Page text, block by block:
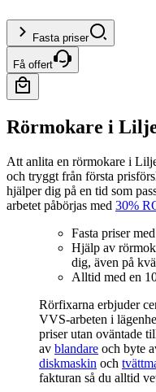
Fasta priser
Få offert
Rörmokare i
Att anlita en rörmokare i
och tryggt från första
hjälper dig på en tid som
arbetet påbörjas med 30%
Fasta priser
Hjälp av
dig, även på
Alltid med en
Rörfixarna erbjuder
VVS‑arbeten i
priser utan oväntade
av blandare och byte
diskmaskin och
fakturan så du alltid